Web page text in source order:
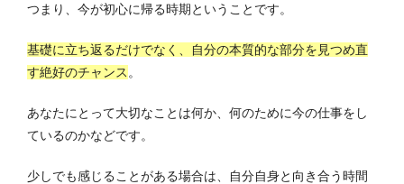
つまり、今が初心に帰る時期ということです。
基礎に立ち返るだけでなく、自分の本質的な部分を見つめ直
す絶好のチャンス 。
あなたにとって大切なことは何か、何のために今の仕事をし
ているのかなどです。
少しでも感じることがある場合は、自分自身と向き合う時間